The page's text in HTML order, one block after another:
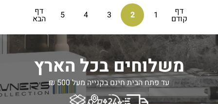
דף
קודם 1
2
3
4
5 דף
הבא
משלוחים בכל הארץ
עד פתח הבית חינם בקנייה מעל 500 ₪